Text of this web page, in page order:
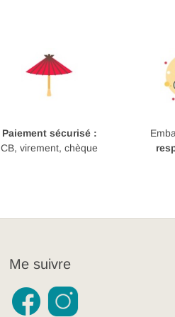
Paiement sécurisé :
CB, virement, chèque
Me suivre